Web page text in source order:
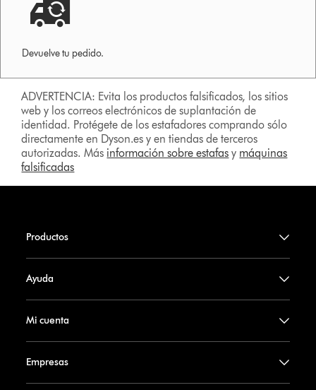
Devuelve tu pedido.
ADVERTENCIA: Evita los productos falsificados, los sitios
web y los correos electrónicos de suplantación de
identidad. Protégete de los estafadores comprando sólo
directamente en Dyson.es y en tiendas de terceros
autorizadas. Más información sobre estafas y máquinas
falsificadas
Productos
Ayuda
Mi cuenta
Empresas